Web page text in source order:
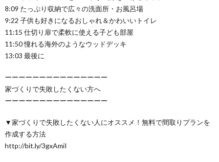
8:09 たっぷり収納で広々の洗面所・お風呂場
9:22 子供も好きになるおしゃれ＆かわいいトイレ
11:15 仕切り扉で柔軟に使える子ども部屋
11:50 憧れる海外のようなウッドデッキ
13:03 最後に
ーーーーーーーーーーーーーーー
家づくりで失敗したくない方へ
ーーーーーーーーーーーーーーー
▼家づくりで失敗したくない人にオススメ！無料で間取りプランを
作成する方法
http://bit.ly/3gxAmiI